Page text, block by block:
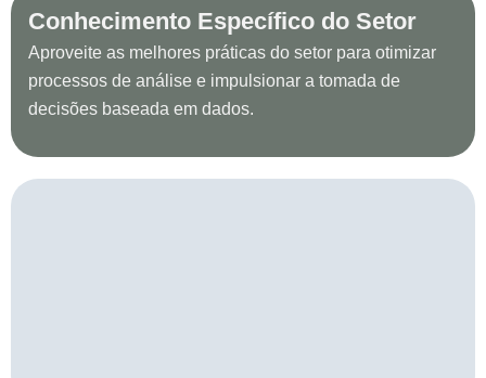
Conhecimento Específico do Setor
Aproveite as melhores práticas do setor para otimizar
processos de análise e impulsionar a tomada de
decisões baseada em dados.